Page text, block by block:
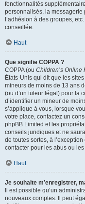
fonctionnalités
personnalisés, la messagerie
l’adhésion à des groupes,
conseillée.
Haut
Que signifie COPPA ?
COPPA (ou Children’s Online
États-Unis qui dit que les
mineurs de moins de 13 ans
(ou d’un tuteur légal) pour la
d’identifier un mineur de
s’applique à vous, lorsque
votre place, contactez un
phpBB Limited et les
conseils juridiques et ne
de toutes sortes, à
contacter pour les abus ou
Haut
Je souhaite m’enregistrer,
Il est possible qu’un
nouveaux comptes. Il peut